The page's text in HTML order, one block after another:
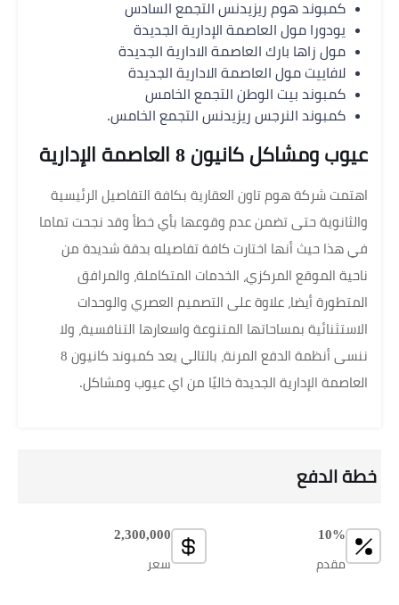
كمبوند هوم ريزيدنس التجمع السادس
يودورا مول العاصمة الإدارية الجديدة
مول زاها بارك العاصمة الادارية الجديدة
لافاييت مول العاصمة الادارية الجديدة
كمبوند بيت الوطن التجمع الخامس
كمبوند النرجس ريزيدنس التجمع الخامس.
عيوب ومشاكل كانيون 8 العاصمة الإدارية
اهتمت شركة هوم تاون العقارية بكافة التفاصيل الرئيسية
والثانوية حتى تضمن عدم وقوعها بأي خطأ وقد نجحت تماما
في هذا حيث أنها اختارت كافة تفاصيله بدقة شديدة من
ناحية الموقع المركزي، الخدمات المتكاملة، والمرافق
المتطورة أيضا، علاوة على التصميم العصري والوحدات
الاستثنائية بمساحاتها المتنوعة واسعارها التنافسية، ولا
ننسى أنظمة الدفع المرنة، بالتالي يعد كمبوند كانيون 8
العاصمة الإدارية الجديدة خاليًا من اي عيوب ومشاكل.
خطة الدفع
10%
مقدم
2,300,000
سعر